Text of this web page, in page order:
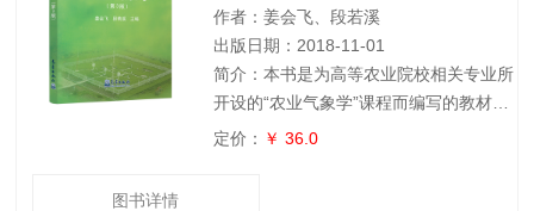
气散射、辐射传输方程和地球−大气辐射
过程等。针对
作者：姜会飞、段若溪
出版日期：2018-11-01
简介：本书是为高等农业院校相关专业所
开设的“农业气象学”课程而编写的教材。
全书分为大气、辐射、温度、水分、气压
定价： ￥ 36.0
图书详情